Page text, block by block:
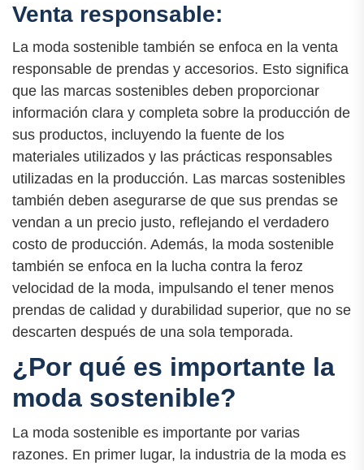
Venta responsable:
La moda sostenible también se enfoca en la venta
responsable de prendas y accesorios. Esto significa
que las marcas sostenibles deben proporcionar
información clara y completa sobre la producción de
sus productos, incluyendo la fuente de los
materiales utilizados y las prácticas responsables
utilizadas en la producción. Las marcas sostenibles
también deben asegurarse de que sus prendas se
vendan a un precio justo, reflejando el verdadero
costo de producción. Además, la moda sostenible
también se enfoca en la lucha contra la feroz
velocidad de la moda, impulsando el tener menos
prendas de calidad y durabilidad superior, que no se
descarten después de una sola temporada.
¿Por qué es importante la
moda sostenible?
La moda sostenible es importante por varias
razones. En primer lugar, la industria de la moda es